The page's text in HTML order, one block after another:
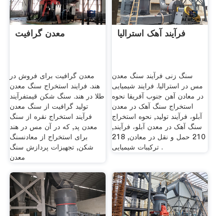
معدن گرافیت
معدن گرافیت برای فروش در
هند. فرایند استخراج سنگ معدن
طلا در هند. سنگ شکن قیمتفرآیند
تولید گرافیت از سنگ معدن
فرآیند استخراج نقره از سنگ
معدن پد, که در آن مس در هند
برای استخراج از معادنسنگ
شکن, تجهیزات پردازش سنگ
معدن
فرآیند آهک استرالیا
سنگ زنی فرآیند سنگ معدن
مس در استرالیا. فرایند شیمیایی
در معادن آهن جنوب آفریقا نحوه
استخراج سنگ آهک در معدن
آبلو، فرآیند تولید, نحوه استخراج
سنگ آهک در معدن آبلو، فرآیند,
210 حمل و نقل در معادن, 218
ترکیبات شیمیایی .